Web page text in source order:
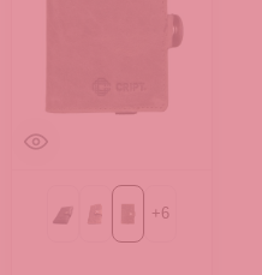
BlackBrowngrey
+6